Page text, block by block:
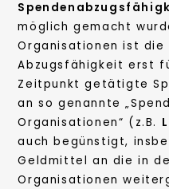
möglich gemacht
Organisationen ist die
Abzugsfähigkeit erst
Zeitpunkt getätigte
an so genannte
Organisationen“ (z.B.
auch begünstigt,
Geldmittel an die in
Organisationen